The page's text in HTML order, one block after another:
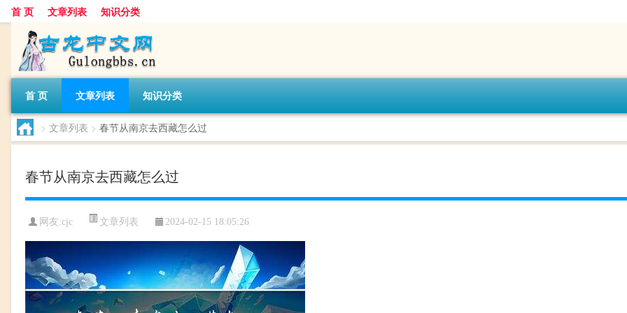
首 页 文章列表 知识分类
首 页 文章列表 知识分类
> 文章列表 > 春节从南京去西藏怎么过
春节从南京去西藏怎么过
网友:cjc 文章列表 2024-02-15 18:05:26